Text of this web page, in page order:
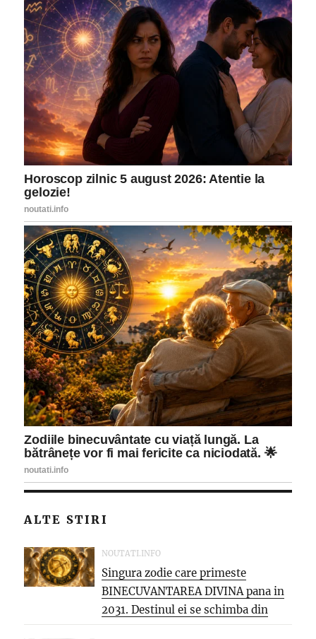
ALTE STIRI
NOUTATI.INFO
Singura zodie care primeste
BINECUVANTAREA DIVINA pana in
2031. Destinul ei se schimba din
temelii,...